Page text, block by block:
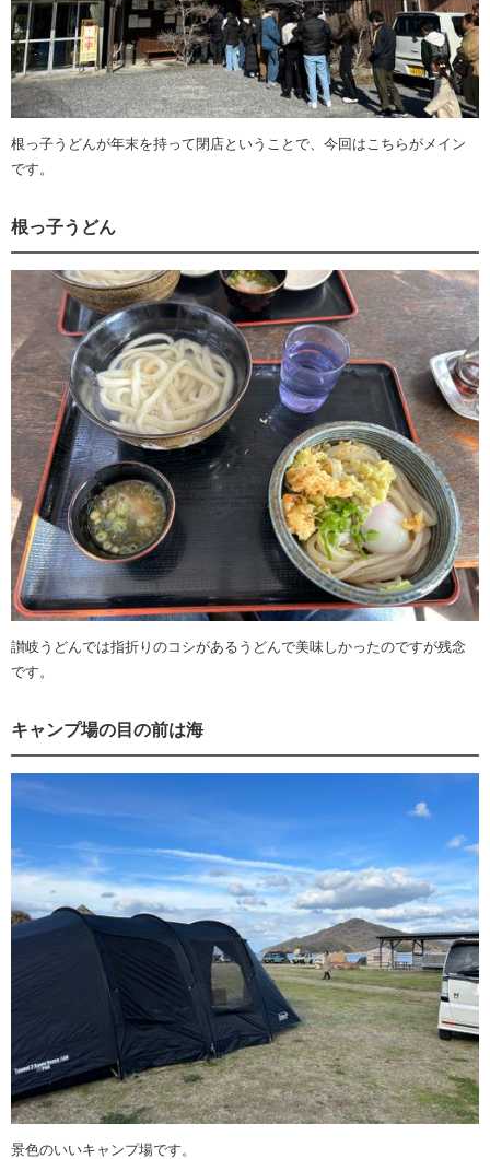
根っ子うどんが年末を持って閉店ということで、今回はこちらがメイン
です。
根っ子うどん
讃岐うどんでは指折りのコシがあるうどんで美味しかったのですが残念
です。
キャンプ場の目の前は海
景色のいいキャンプ場です。